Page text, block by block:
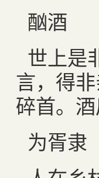
酗酒
世上是
言，得
碎首。
为胥隶